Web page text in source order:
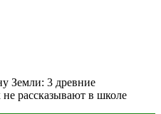
Земли: 3 древние
рассказывают в школе